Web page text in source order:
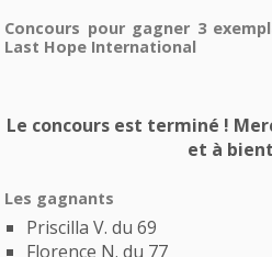
Concours pour gagner 3
Last Hope International
Le concours est terminé !
et à
Les gagnants
Priscilla V. du 69
Florence N. du 77